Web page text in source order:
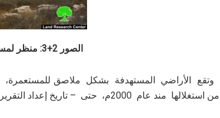
الصور 2+3: منظر لمستعمرة ” أفني حيفتس”
وتقع الأراضي المستهدفة بشكل ملاصق للمستعمرة،
من استغلالها مند عام 2000م، حتى – تاريخ إعداد التقرير- عبر الإعلان عنها منطقة مغلقة عسكرياً.